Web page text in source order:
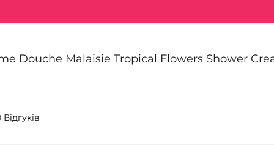
Douche Malaisie Tropical Flowers Shower
Відгуків